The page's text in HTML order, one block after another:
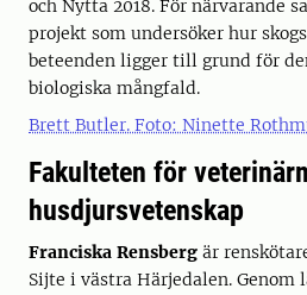
och Nytta 2018. För närvarande
projekt som undersöker hur
beteenden ligger till grund för
biologiska mångfald.
Brett Butler. Foto: Ninette
Fakulteten för
husdjursvetenskap
Franciska Rensberg är
Sijte i västra Härjedalen. Genom